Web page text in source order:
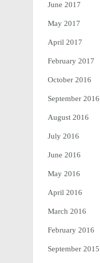
June 2017
May 2017
April 2017
February 2017
October 2016
September 2016
August 2016
July 2016
June 2016
May 2016
April 2016
March 2016
February 2016
September 2015